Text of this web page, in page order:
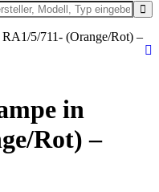
5/711- (Orange/Rot) –
in
Rot) –